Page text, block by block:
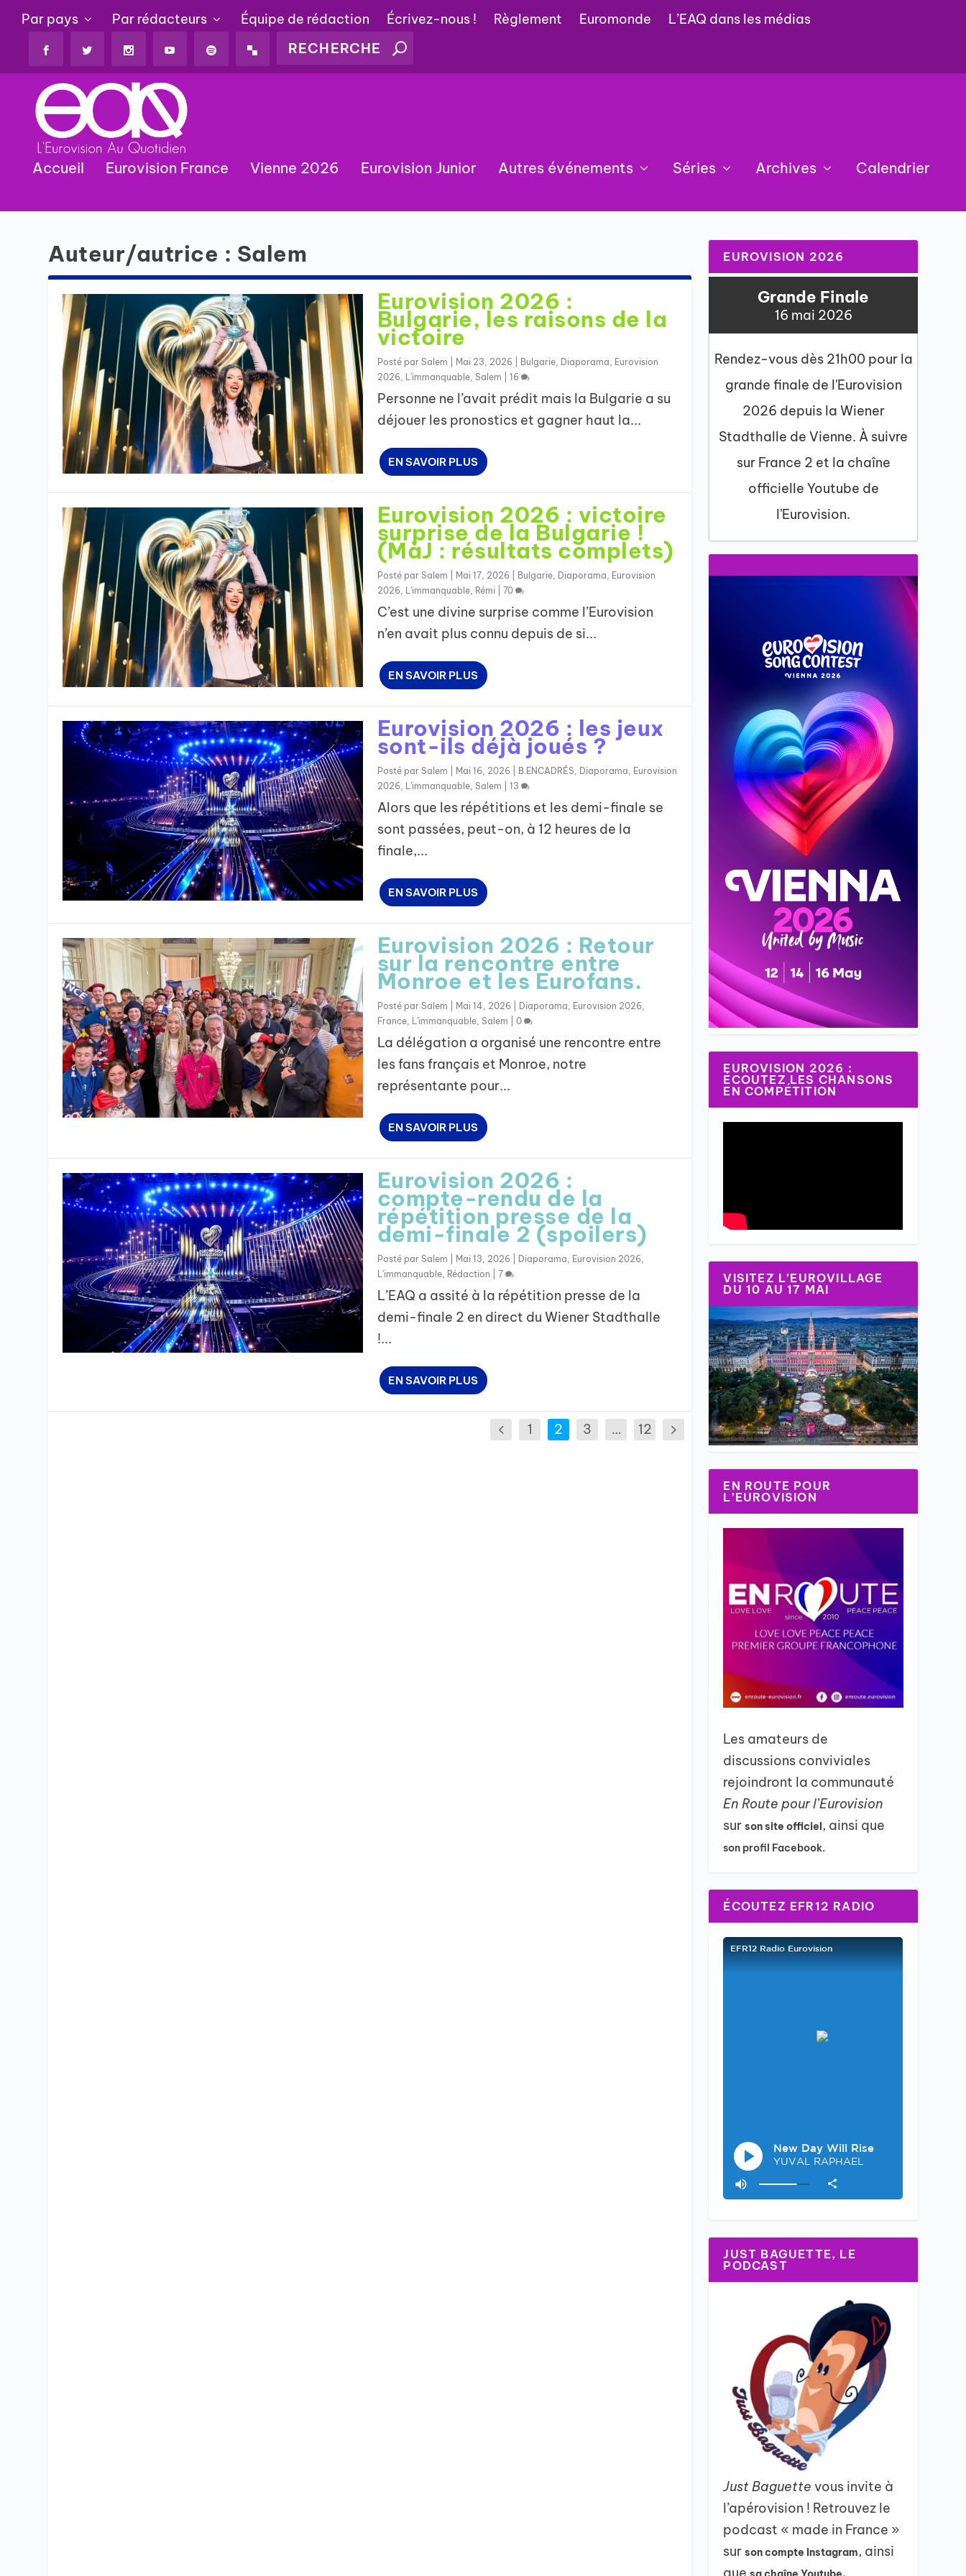
Par pays Par rédacteurs Équipe de rédaction Écrivez-nous ! Règlement Euromonde L’EAQ dans les médias
Accueil Eurovision France Vienne 2026 Eurovision Junior Autres événements Séries Archives Calendrier
Auteur/autrice : Salem
Eurovision 2026 :
Bulgarie, les raisons de la
victoire
Posté par Salem Mai 23, 2026| Bulgarie, Diaporama Eurovision
2026, L'immanquable, Salem 16
Personne ne l’avait prédit mais la Bulgarie a su
déjouer les pronostics et gagner haut la...
EN SAVOIR PLUS
Eurovision 2026 : victoire
surprise de la Bulgarie !
(MàJ : résultats complets)
Posté par Salem Mai 17, 2026| Bulgarie, Diaporama Eurovision
2026, L'immanquable, Rémi 70
C’est une divine surprise comme l’Eurovision
n’en avait plus connu depuis de si...
EN SAVOIR PLUS
Eurovision 2026 : les jeux
sont-ils déjà joués ?
Posté par Salem Mai 16, 2026| B.ENCADRÉS Diaporama Eurovision
2026, L'immanquable, Salem 13
Alors que les répétitions et les demi-finale se
sont passées, peut-on, à 12 heures de la
finale,...
EN SAVOIR PLUS
Eurovision 2026 : Retour
sur la rencontre entre
Monroe et les Eurofans.
Posté par Salem Mai 14, 2026| Diaporama Eurovision 2026,
France, L'immanquable, Salem 0
La délégation a organisé une rencontre entre
les fans français et Monroe, notre
représentante pour...
EN SAVOIR PLUS
Eurovision 2026 :
compte-rendu de la
répétition presse de la
demi-finale 2 (spoilers)
Posté par Salem Mai 13, 2026| Diaporama Eurovision 2026,
L'immanquable, Rédaction 7
L’EAQ a assité à la répétition presse de la
demi-finale 2 en direct du Wiener Stadthalle
!...
EN SAVOIR PLUS
1 2 3 … 12
EUROVISION 2026
Grande Finale
16 mai 2026
Rendez-vous dès 21h00 pour la
grande finale de l'Eurovision
2026 depuis la Wiener
Stadthalle de Vienne. À suivre
sur France 2 et la chaîne
officielle Youtube de
l'Eurovision.
EUROVISION 2026 :
ÉCOUTEZ LES CHANSONS
EN COMPÉTITION
VISITEZ L’EUROVILLAGE
DU 10 AU 17 MAI
EN ROUTE POUR
L’EUROVISION
Les amateurs de
discussions conviviales
rejoindront la communauté
En Route pour l’Eurovision
surson site officiel, ainsi que
son profil Facebook.
ÉCOUTEZ EFR12 RADIO
JUST BAGUETTE, LE
PODCAST
Just Baguettevous invite à
l’apérovision ! Retrouvez le
podcast « made in France »
surson compte Instagram, ainsi